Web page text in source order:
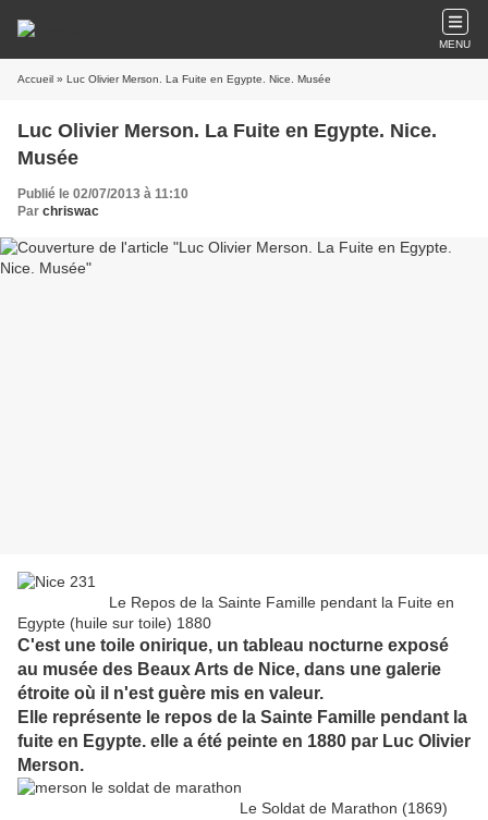
MENU
Accueil » Luc Olivier Merson. La Fuite en Egypte. Nice. Musée
Luc Olivier Merson. La Fuite en Egypte. Nice.
Musée
Publié le 02/07/2013 à 11:10
Par chriswac
Le Repos de la Sainte Famille pendant la Fuite en
Egypte (huile sur toile) 1880
C'est une toile onirique, un tableau nocturne exposé
au musée des Beaux Arts de Nice, dans une galerie
étroite où il n'est guère mis en valeur.
Elle représente le repos de la Sainte Famille pendant la
fuite en Egypte. elle a été peinte en 1880 par Luc Olivier
Merson.
Le Soldat de Marathon (1869)